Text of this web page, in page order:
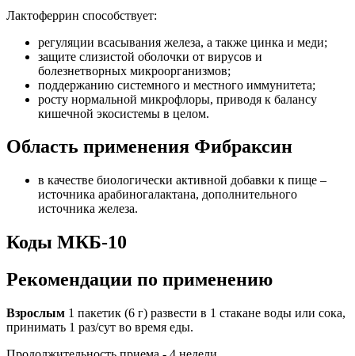
Лактоферрин способствует:
регуляции всасывания железа, а также цинка и меди;
защите слизистой оболочки от вирусов и
болезнетворных микроорганизмов;
поддержанию системного и местного иммунитета;
росту нормальной микрофлоры, приводя к балансу
кишечной экосистемы в целом.
Область применения Фибраксин
в качестве биологически активной добавки к пище –
источника арабиногалактана, дополнительного
источника железа.
Коды МКБ-10
Рекомендации по применению
Взрослым 1 пакетик (6 г) развести в 1 стакане воды или сока,
принимать 1 раз/сут во время еды.